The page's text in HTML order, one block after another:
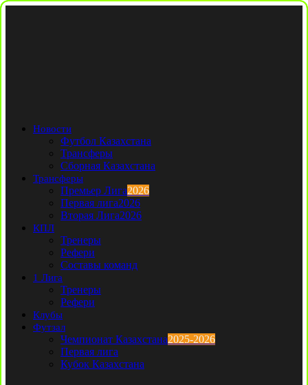
Новости
Футбол Казахстана
Трансферы
Сборная Казахстана
Трансферы
Премьер Лига2026
Первая лига2026
Вторая Лига2026
КПЛ
Тренеры
Рефери
Составы команд
1 Лига
Тренеры
Рефери
Клубы
Футзал
Чемпионат Казахстана2025-2026
Первая лига
Кубок Казахстана